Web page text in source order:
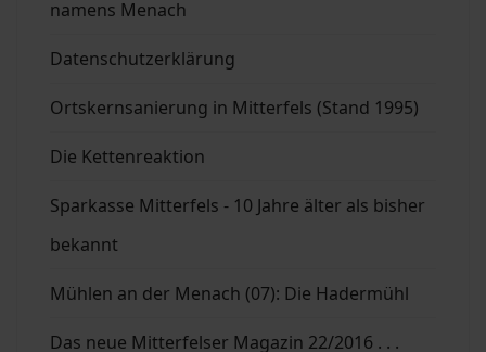
namens Menach
Datenschutzerklärung
Ortskernsanierung in Mitterfels (Stand 1995)
Die Kettenreaktion
Sparkasse Mitterfels - 10 Jahre älter als bisher
bekannt
Mühlen an der Menach (07): Die Hadermühl
Das neue Mitterfelser Magazin 22/2016 . . .